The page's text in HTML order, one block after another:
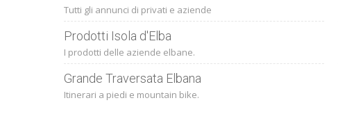
Tutti gli annunci di privati e aziende
Prodotti Isola d'Elba
I prodotti delle aziende elbane.
Grande Traversata Elbana
Itinerari a piedi e mountain bike.